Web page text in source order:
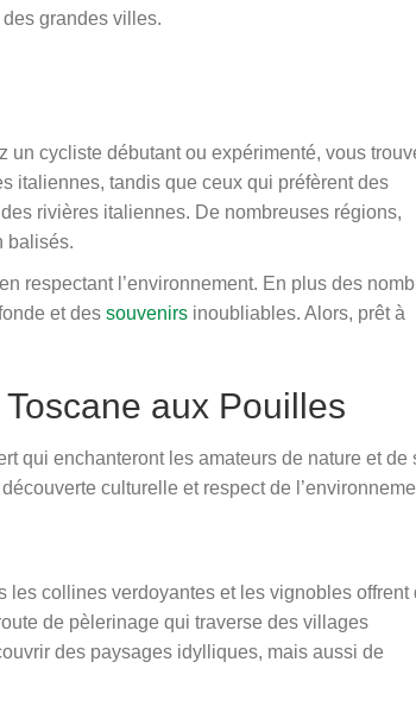
grandes villes.
un cycliste débutant ou expérimenté, vous
italiennes, tandis que ceux qui préfèrent des
rivières italiennes. De nombreuses régions,
balisés.
respectant l’environnement. En plus des
et des souvenirs inoubliables. Alors, prêt à
aux Pouilles
qui enchanteront les amateurs de nature et de
culturelle et respect de
les collines verdoyantes et les vignobles offrent
de pèlerinage qui traverse des villages
des paysages idylliques, mais aussi de